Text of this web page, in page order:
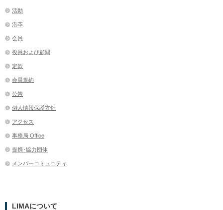
活動
沿革
会員
役員および顧問
定款
会員規約
公告
個人情報保護方針
アクセス
事務局 Office
提携･協力団体
メンバーコミュニティ
LIMAについて